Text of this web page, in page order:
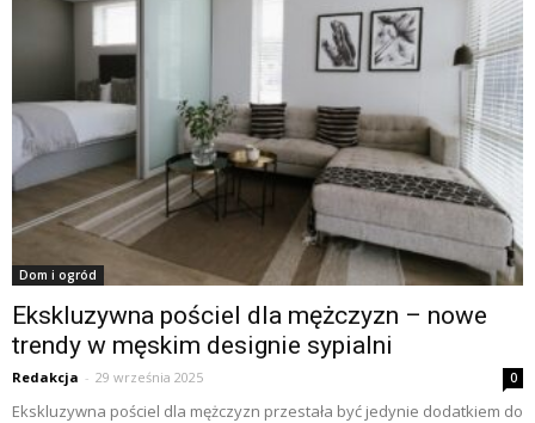
Dom i ogród
Ekskluzywna pościel dla mężczyzn – nowe
trendy w męskim designie sypialni
Redakcja - 29 września 2025 0
Ekskluzywna pościel dla mężczyzn przestała być jedynie dodatkiem do